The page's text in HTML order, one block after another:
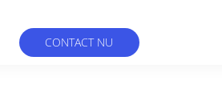
CONTACT NU